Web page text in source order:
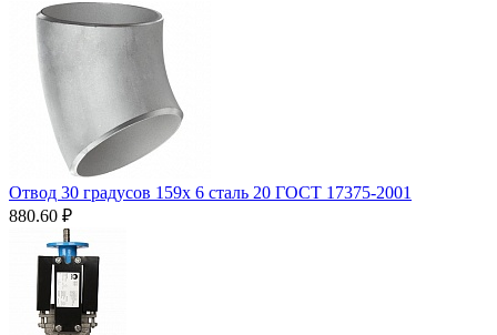
Отвод 30 градусов 159х 6 сталь 20 ГОСТ 17375-2001
880.60 ₽